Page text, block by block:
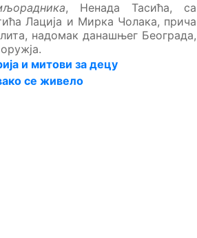
, Ненада Тасића, са
Лација и Мирка Чолака, прича
надомак данашњег Београда,
и митови за децу
се живело